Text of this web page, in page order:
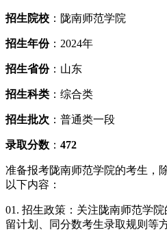
招生院校 ：陇南师范学院
招生年份：2024年
招生省份：山东
招生科类 ：综合类
招生批次 ：普通类一段
录取分数 ： 472
准备报考陇南师范学院的考生，
以下内容：
01. 招生政策：关注陇南师范学
留计划、同分数考生录取规则等